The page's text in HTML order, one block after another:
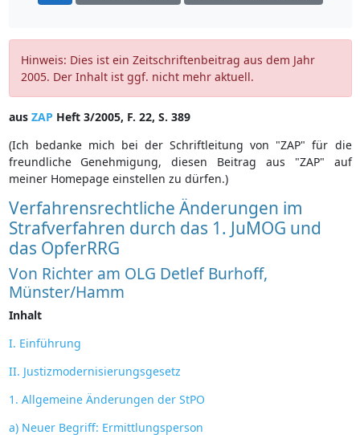
Hinweis: Dies ist ein Zeitschriftenbeitrag aus dem Jahr
2005. Der Inhalt ist ggf. nicht mehr aktuell.
aus ZAP Heft 3/2005, F. 22, S. 389
(Ich bedanke mich bei der Schriftleitung von "ZAP" für die
freundliche Genehmigung, diesen Beitrag aus "ZAP" auf
meiner Homepage einstellen zu dürfen.)
Verfahrensrechtliche Änderungen im
Strafverfahren durch das 1. JuMOG und
das OpferRRG
Von Richter am OLG Detlef Burhoff,
Münster/Hamm
Inhalt
I. Einführung
II. Justizmodernisierungsgesetz
1. Allgemeine Änderungen der StPO
a) Neuer Begriff: Ermittlungsperson